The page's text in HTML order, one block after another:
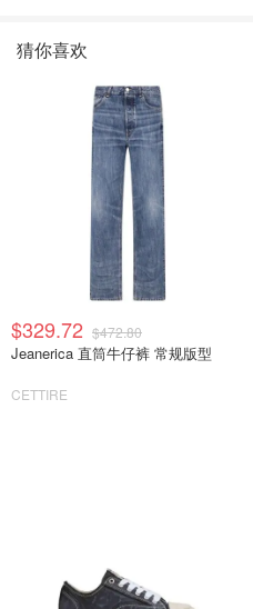
猜你喜欢
$329.72 $472.80
Jeanerica 直筒牛仔裤 常规版型
CETTIRE